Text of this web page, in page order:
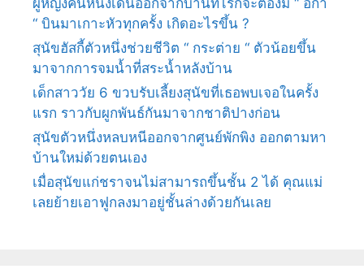
มาณ
ผู้หญิงคนหนึ่งเดินออกจากบ้านทีไรก็จะต้องมี “ อีกา
“ บินมาเกาะหัวทุกครั้ง เกิดอะไรขึ้น ?
สุนัขฮัสกี้ตัวหนึ่งช่วยชีวิต “ กระต่าย “ ตัวน้อยขึ้น
มาจากการจมน้ำที่สระน้ำหลังบ้าน
เด็กสาววัย 6 ขวบรับเลี้ยงสุนัขที่เธอพบเจอในครั้ง
แรก ราวกับผูกพันธ์กันมาจากชาติปางก่อน
สุนัขตัวหนึ่งหลบหนีออกจากศูนย์พักพิง ออกตามหา
บ้านใหม่ด้วยตนเอง
เมื่อสุนัขแก่ชราจนไม่สามารถขึ้นชั้น 2 ได้ คุณแม่
เลยย้ายเอาฟูกลงมาอยู่ชั้นล่างด้วยกันเลย